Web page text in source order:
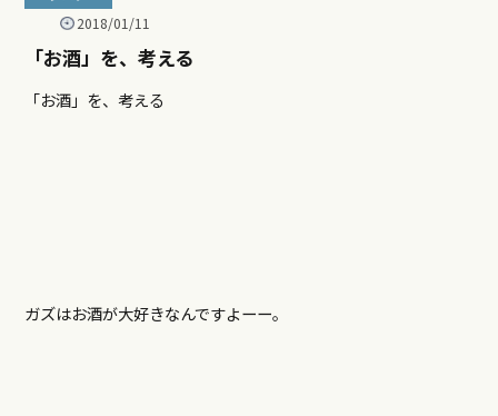
2018/01/11
「お酒」を、考える
「お酒」を、考える
ガズはお酒が大好きなんですよーー。